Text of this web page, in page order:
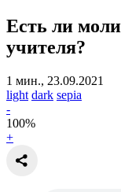
Есть ли
учителя?
1 мин., 23.09.2021
light dark sepia
-
100%
+